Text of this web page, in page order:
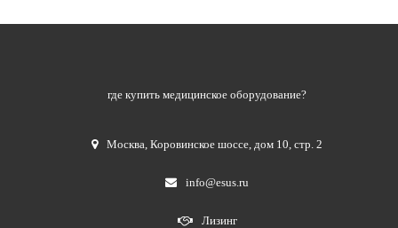
где купить медицинское оборудование?
Москва,Коровинское шоссе, дом 10, стр. 2
info@esus.ru
Лизинг